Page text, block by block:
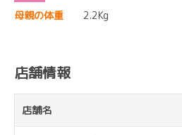
母親の体重 2.2Kg
店舗情報
店舗名